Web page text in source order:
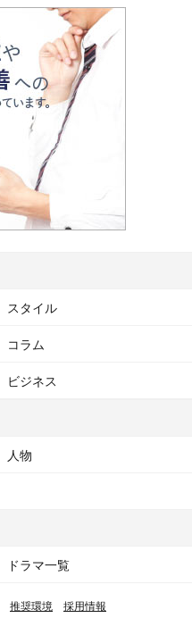
スタイル
コラム
ビジネス
人物
ドラマ一覧
推奨環境 採用情報